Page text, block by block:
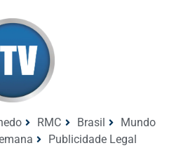
RMC Brasil
Mundo
Publicidade Legal